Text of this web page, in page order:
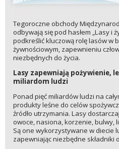
Tegoroczne obchody
odbywają się pod hasłem „Lasy i
podkreślić kluczową rolę lasów w
żywnościowym, zapewnieniu
niezbędnych do życia.
Lasy zapewniają pożywienie,
miliardom ludzi
Ponad pięć miliardów ludzi na
produkty leśne do celów
źródło utrzymania. Lasy
owoce, nasiona, korzenie, bulwy,
Są one wykorzystywane w diecie
zapewniając niezbędne składniki